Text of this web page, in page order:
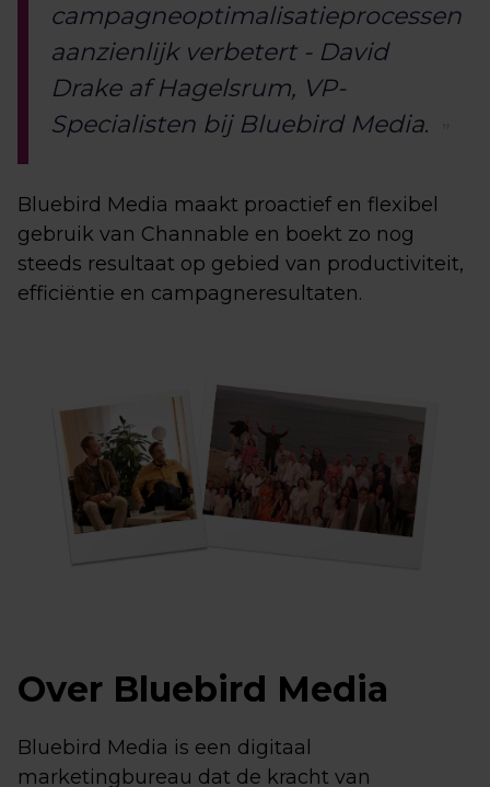
campagneoptimalisatieprocessen
aanzienlijk verbetert - David
Drake af Hagelsrum, VP-
Specialisten bij Bluebird Media.
Bluebird Media maakt proactief en flexibel
gebruik van Channable en boekt zo nog
steeds resultaat op gebied van productiviteit,
efficiëntie en campagneresultaten.
Over Bluebird Media
Bluebird Media is een digitaal
marketingbureau dat de kracht van